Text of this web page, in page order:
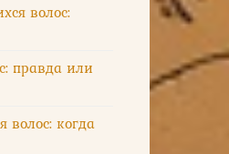
волос:
правда или
когда